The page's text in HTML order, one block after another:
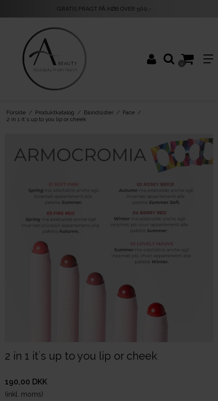
GRATIS FRAGT PÅ KØB OVER 500,-
0
Forside / Produktkatalog / Blondsister / Face /
2 in 1 it´s up to you lip or cheek
2 in 1 it´s up to you lip or cheek
190,00 DKK
(inkl. moms)